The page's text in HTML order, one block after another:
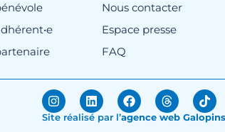
Nous contacter
Espace presse
FAQ
Site réalisé par l’agence web Galopins